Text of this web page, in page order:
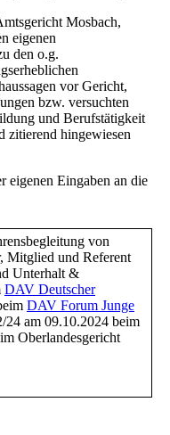
Mosbach,
eigenen
den o.g.
vor Gericht,
bzw. versuchten
und Berufstätigkeit
zitierend hingewiesen
eigenen Eingaben an die
von
Mitglied und Referent
Unterhalt &
DAV Deutscher
DAV Forum Junge
24 am 09.10.2024 beim
Oberlandesgericht